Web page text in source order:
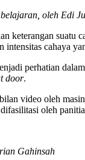
oleh Edi
keterangan suatu
intensitas cahaya
perhatian
door.
video oleh
oleh
Gahinsah